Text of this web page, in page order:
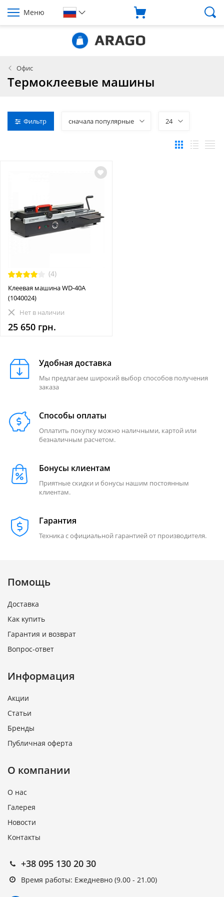
Меню
Офис
Термоклеевые машины
Фильтр сначала популярные 24
(4)
Клеевая машина WD-40A
(1040024)
Нет в наличии
25 650 грн.
Удобная доставка
Мы предлагаем широкий выбор способов получения
заказа
Способы оплаты
Оплатить покупку можно наличными, картой или
безналичным расчетом.
Бонусы клиентам
Приятные скидки и бонусы нашим постоянным
клиентам.
Гарантия
Техника с официальной гарантией от производителя.
Помощь
Доставка
Как купить
Гарантия и возврат
Вопрос-ответ
Информация
Акции
Статьи
Бренды
Публичная оферта
О компании
О нас
Галерея
Новости
Контакты
+38 095 130 20 30
Время работы: Ежедневно (9.00 - 21.00)